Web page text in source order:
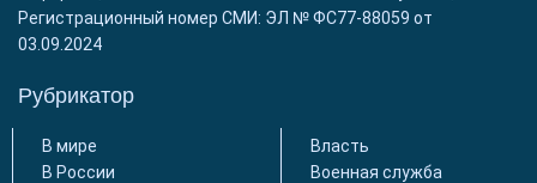
Регистрационный номер СМИ: ЭЛ № ФС77-88059 от
03.09.2024
Рубрикатор
В мире
В России
Власть
Военная служба